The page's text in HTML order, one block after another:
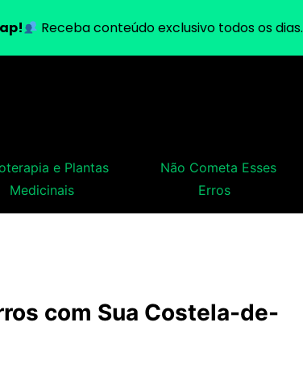
e Plantas
Medicinais
Não Cometa Esses
Erros
com Sua Costela-de-
Receba conteúdo exclusivo todos os dias.